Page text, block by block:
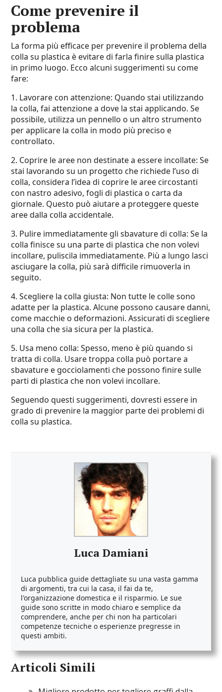
Come prevenire il
problema
La forma più efficace per prevenire il problema della
colla su plastica è evitare di farla finire sulla plastica
in primo luogo. Ecco alcuni suggerimenti su come
fare:
1. Lavorare con attenzione: Quando stai utilizzando
la colla, fai attenzione a dove la stai applicando. Se
possibile, utilizza un pennello o un altro strumento
per applicare la colla in modo più preciso e
controllato.
2. Coprire le aree non destinate a essere incollate: Se
stai lavorando su un progetto che richiede l’uso di
colla, considera l’idea di coprire le aree circostanti
con nastro adesivo, fogli di plastica o carta da
giornale. Questo può aiutare a proteggere queste
aree dalla colla accidentale.
3. Pulire immediatamente gli sbavature di colla: Se la
colla finisce su una parte di plastica che non volevi
incollare, puliscila immediatamente. Più a lungo lasci
asciugare la colla, più sarà difficile rimuoverla in
seguito.
4. Scegliere la colla giusta: Non tutte le colle sono
adatte per la plastica. Alcune possono causare danni,
come macchie o deformazioni. Assicurati di scegliere
una colla che sia sicura per la plastica.
5. Usa meno colla: Spesso, meno è più quando si
tratta di colla. Usare troppa colla può portare a
sbavature e gocciolamenti che possono finire sulle
parti di plastica che non volevi incollare.
Seguendo questi suggerimenti, dovresti essere in
grado di prevenire la maggior parte dei problemi di
colla su plastica.
Luca Damiani
Luca pubblica guide dettagliate su una vasta gamma
di argomenti, tra cui la casa, il fai da te,
l'organizzazione domestica e il risparmio. Le sue
guide sono scritte in modo chiaro e semplice da
comprendere, anche per chi non ha particolari
competenze tecniche o esperienze pregresse in
questi ambiti.
Articoli Simili